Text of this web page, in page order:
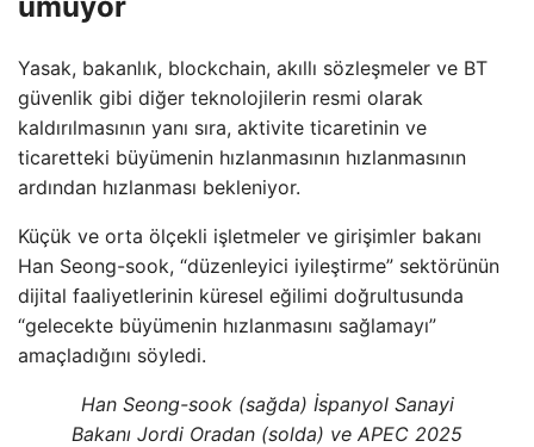
Yasak, bakanlık, blockchain, akıllı sözleşmeler ve BT
güvenlik gibi diğer teknolojilerin resmi olarak
kaldırılmasının yanı sıra, aktivite ticaretinin ve
ticaretteki büyümenin hızlanmasının hızlanmasının
ardından hızlanması bekleniyor.
Küçük ve orta ölçekli işletmeler ve girişimler bakanı
Han Seong-sook, “düzenleyici iyileştirme” sektörünün
dijital faaliyetlerinin küresel eğilimi doğrultusunda
“gelecekte büyümenin hızlanmasını sağlamayı”
amaçladığını söyledi.
Han Seong-sook (sağda) İspanyol Sanayi
Bakanı Jordi Oradan (solda) ve APEC 2025